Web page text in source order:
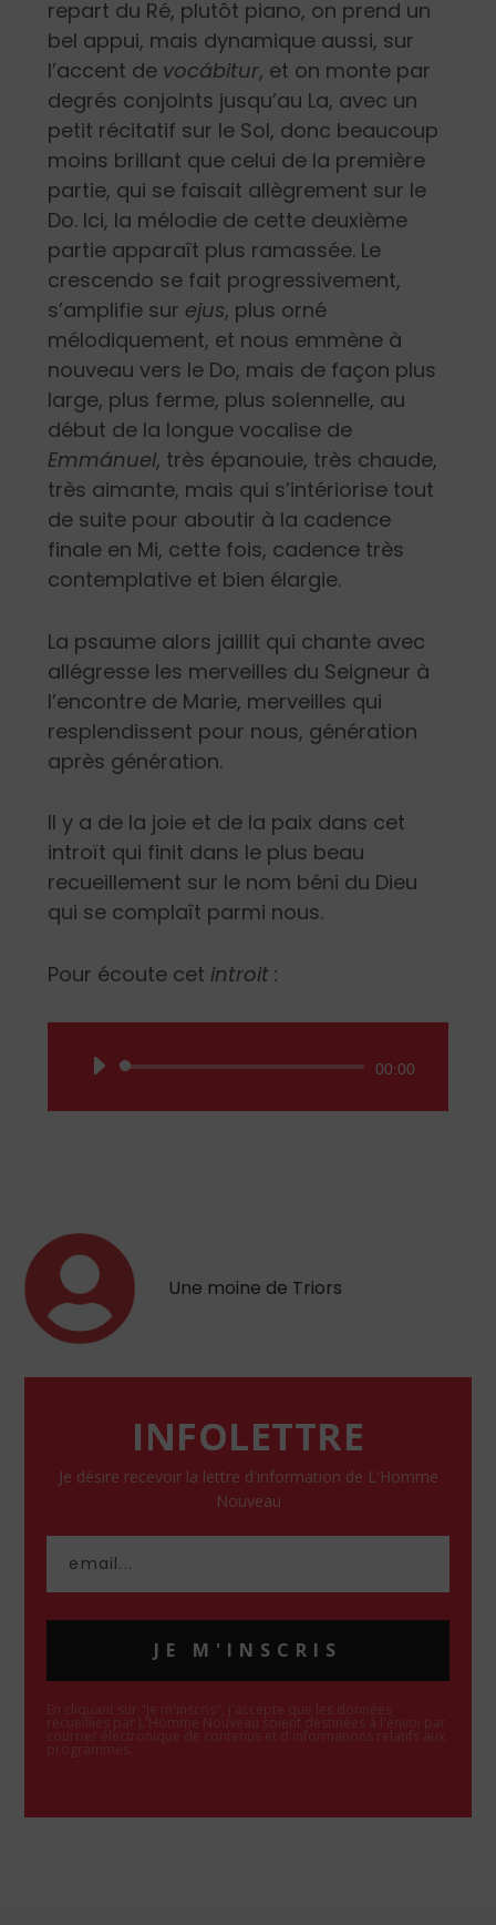
repart du Ré, plutôt piano, on prend un
bel appui, mais dynamique aussi, sur
l’accent de vocábitur, et on monte par
degrés conjoints jusqu’au La, avec un
petit récitatif sur le Sol, donc beaucoup
moins brillant que celui de la première
partie, qui se faisait allègrement sur le
Do. Ici, la mélodie de cette deuxième
partie apparaît plus ramassée. Le
crescendo se fait progressivement,
s’amplifie sur ejus, plus orné
mélodiquement, et nous emmène à
nouveau vers le Do, mais de façon plus
large, plus ferme, plus solennelle, au
début de la longue vocalise de
Emmánuel, très épanouie, très chaude,
très aimante, mais qui s’intériorise tout
de suite pour aboutir à la cadence
finale en Mi, cette fois, cadence très
contemplative et bien élargie.
La psaume alors jaillit qui chante avec
allégresse les merveilles du Seigneur à
l’encontre de Marie, merveilles qui
resplendissent pour nous, génération
après génération.
Il y a de la joie et de la paix dans cet
introït qui finit dans le plus beau
recueillement sur le nom béni du Dieu
qui se complaît parmi nous.
Pour écoute cet introit :
Lecteur
00:00
Une moine de Triors
INFOLETTRE
Je désire recevoir la lettre d'information de L'Homme
Nouveau
JE M'INSCRIS
En cliquant sur "Je m'inscris", j'accepte que les données
recueillies par L'Homme Nouveau soient destinées à l'envoi par
courrier électronique de contenus et d'informations relatifs aux
programmes.